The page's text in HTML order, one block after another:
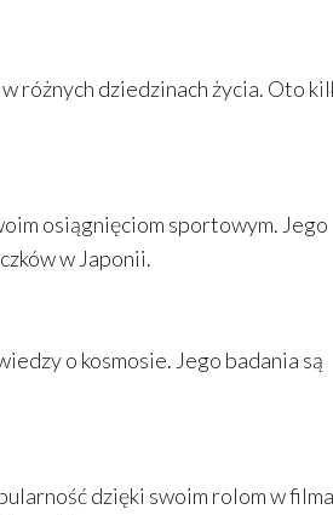
różnych dziedzinach życia. Oto
osiągnięciom sportowym. Jego
w Japonii.
o kosmosie. Jego badania są
dzięki swoim rolom w